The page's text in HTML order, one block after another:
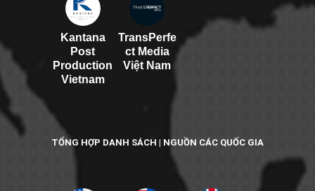
Kantana
Post
Production
Vietnam
TransPerfe
ct Media
Việt Nam
TỔNG HỢP DANH SÁCH | NGUỒN CÁC QUỐC GIA